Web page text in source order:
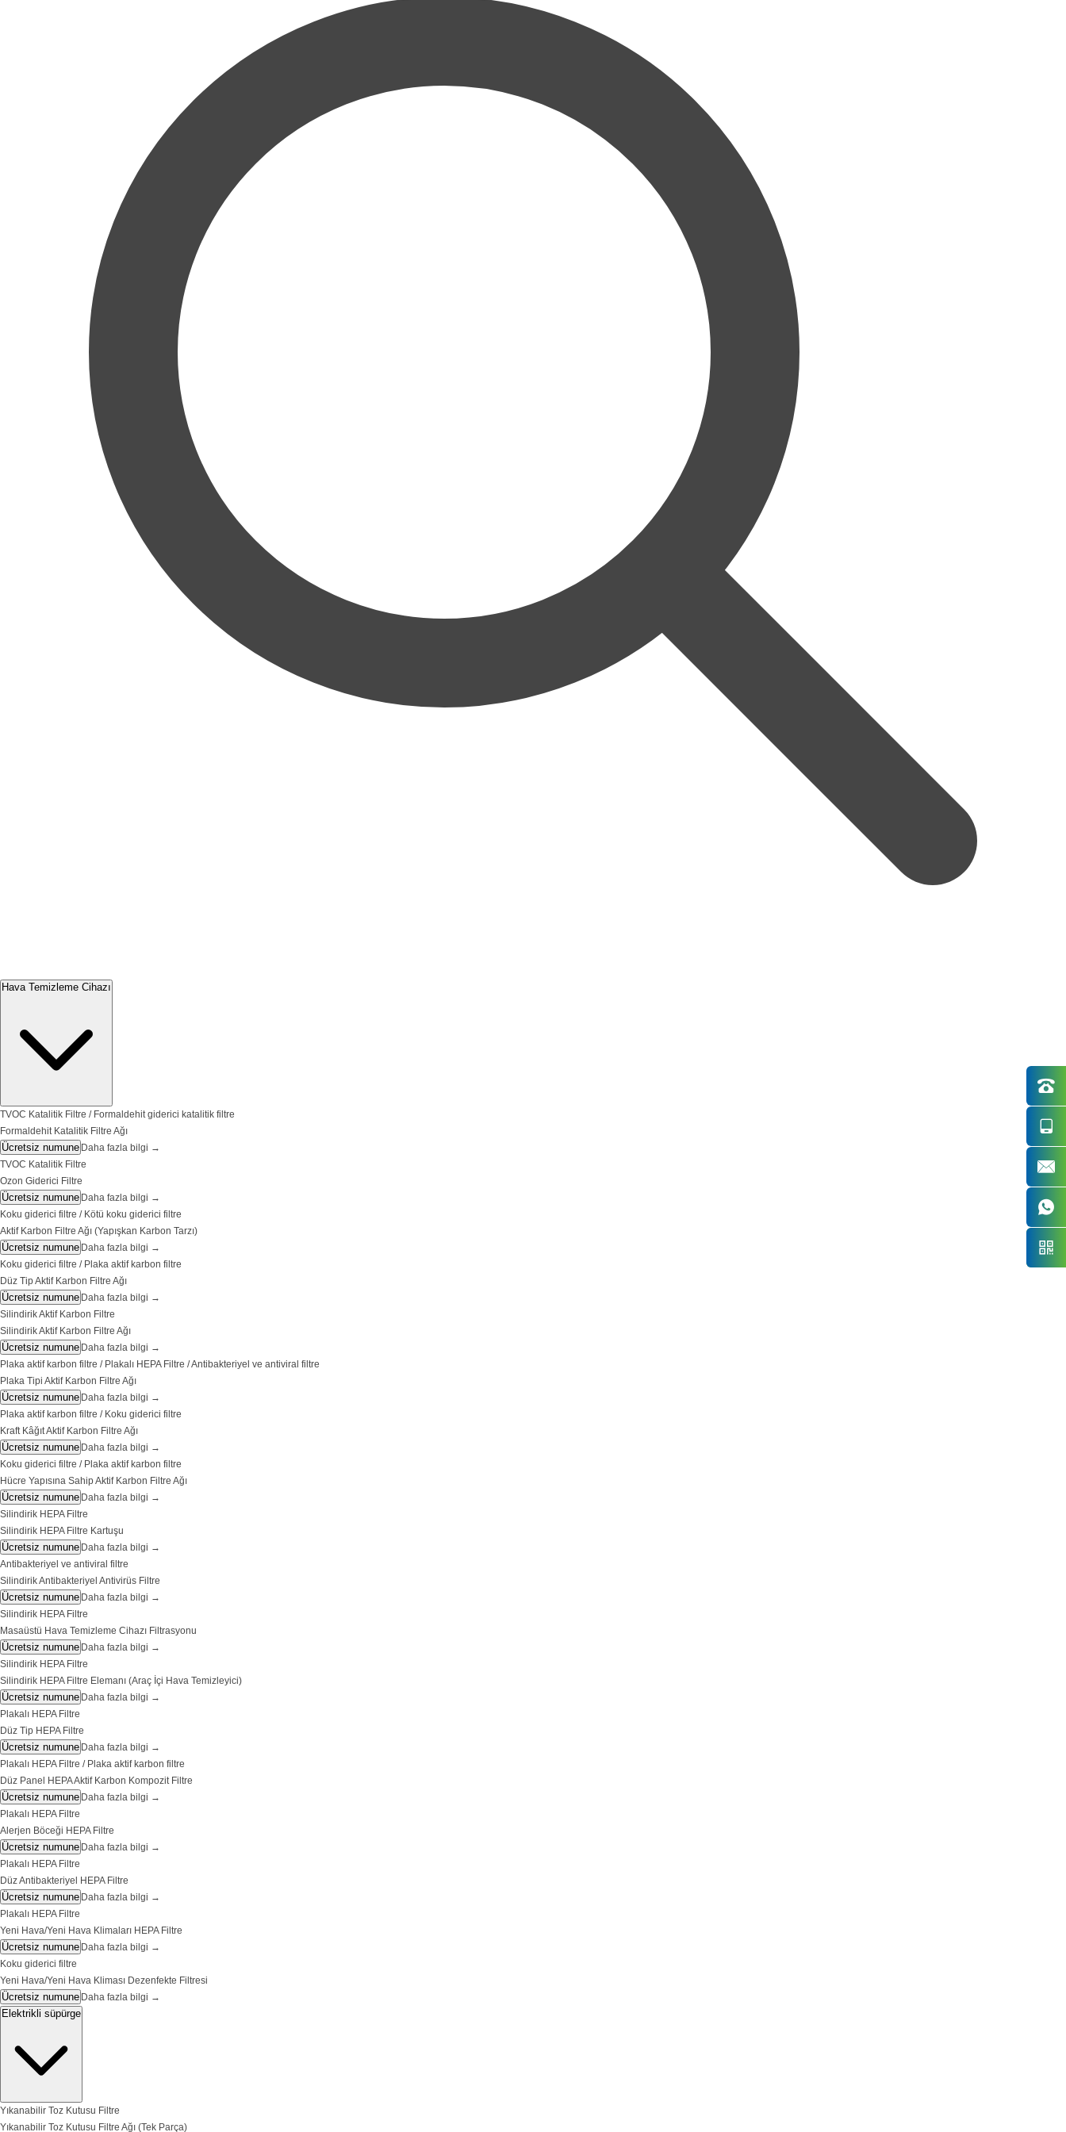





Hava Temizleme Cihazı
TVOC Katalitik Filtre / Formaldehit giderici katalitik filtre
Formaldehit Katalitik Filtre Ağı
Ücretsiz numune Daha fazla bilgi →
TVOC Katalitik Filtre
Ozon Giderici Filtre
Ücretsiz numune Daha fazla bilgi →
Koku giderici filtre / Kötü koku giderici filtre
Aktif Karbon Filtre Ağı (Yapışkan Karbon Tarzı)
Ücretsiz numune Daha fazla bilgi →
Koku giderici filtre / Plaka aktif karbon filtre
Düz Tip Aktif Karbon Filtre Ağı
Ücretsiz numune Daha fazla bilgi →
Silindirik Aktif Karbon Filtre
Silindirik Aktif Karbon Filtre Ağı
Ücretsiz numune Daha fazla bilgi →
Plaka aktif karbon filtre / Plakalı HEPA Filtre / Antibakteriyel ve antiviral filtre
Plaka Tipi Aktif Karbon Filtre Ağı
Ücretsiz numune Daha fazla bilgi →
Plaka aktif karbon filtre / Koku giderici filtre
Kraft Kâğıt Aktif Karbon Filtre Ağı
Ücretsiz numune Daha fazla bilgi →
Koku giderici filtre / Plaka aktif karbon filtre
Hücre Yapısına Sahip Aktif Karbon Filtre Ağı
Ücretsiz numune Daha fazla bilgi →
Silindirik HEPA Filtre
Silindirik HEPA Filtre Kartuşu
Ücretsiz numune Daha fazla bilgi →
Antibakteriyel ve antiviral filtre
Silindirik Antibakteriyel Antivirüs Filtre
Ücretsiz numune Daha fazla bilgi →
Silindirik HEPA Filtre
Masaüstü Hava Temizleme Cihazı Filtrasyonu
Ücretsiz numune Daha fazla bilgi →
Silindirik HEPA Filtre
Silindirik HEPA Filtre Elemanı (Araç İçi Hava Temizleyici)
Ücretsiz numune Daha fazla bilgi →
Plakalı HEPA Filtre
Düz Tip HEPA Filtre
Ücretsiz numune Daha fazla bilgi →
Plakalı HEPA Filtre / Plaka aktif karbon filtre
Düz Panel HEPA Aktif Karbon Kompozit Filtre
Ücretsiz numune Daha fazla bilgi →
Plakalı HEPA Filtre
Alerjen Böceği HEPA Filtre
Ücretsiz numune Daha fazla bilgi →
Plakalı HEPA Filtre
Düz Antibakteriyel HEPA Filtre
Ücretsiz numune Daha fazla bilgi →
Plakalı HEPA Filtre
Yeni Hava/Yeni Hava Klimaları HEPA Filtre
Ücretsiz numune Daha fazla bilgi →
Koku giderici filtre
Yeni Hava/Yeni Hava Kliması Dezenfekte Filtresi
Ücretsiz numune Daha fazla bilgi →
Elektrikli süpürge
Yıkanabilir Toz Kutusu Filtre
Yıkanabilir Toz Kutusu Filtre Ağı (Tek Parça)